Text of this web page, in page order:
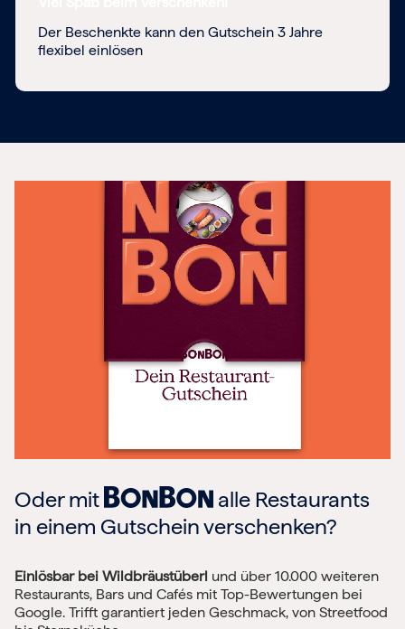
Der Beschenkte kann den Gutschein 3 Jahre
flexibel einlösen
Oder mit
alle Restaurants
in einem Gutschein verschenken?
Einlösbar bei Wildbräustüberl und über 10.000 weiteren
Restaurants, Bars und Cafés mit Top-Bewertungen bei
Google. Trifft garantiert jeden Geschmack, von Streetfood